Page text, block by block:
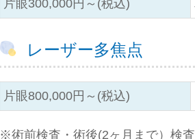
片眼300,000円～(税込)
レーザー多焦点
片眼800,000円～(税込)
※術前検査・術後(2ヶ月まで）検